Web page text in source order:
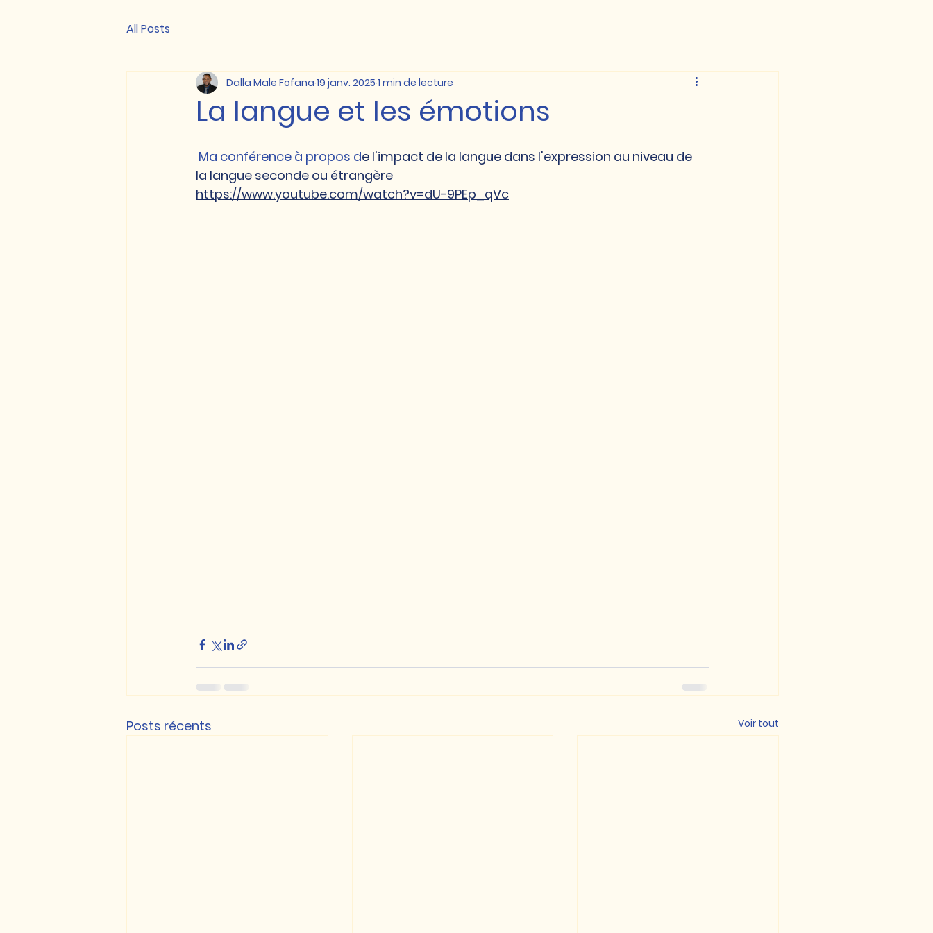
All Posts
La langue et les émotions
Dalla Male Fofana 19 janv. 2025 1 min de lecture
Ma conférence à propos de l'impact de la langue dans l'expression au niveau de
la langue seconde ou étrangère
https://www.youtube.com/watch?v=dU-9PEp_qVc
Posts récents Voir tout